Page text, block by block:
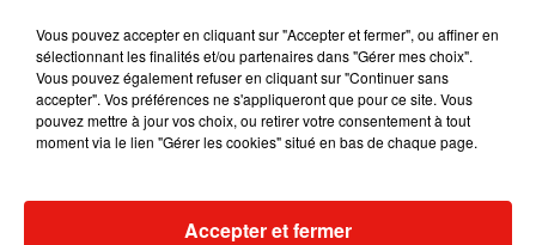
Madonna sort enfin le remix de « Love
Vous pouvez accepter en cliquant sur "Accepter et fermer", ou affiner en
sélectionnant les finalités et/ou partenaires dans "Gérer mes choix".
Vous pouvez également refuser en cliquant sur "Continuer sans
accepter". Vos préférences ne s'appliqueront que pour ce site. Vous
pouvez mettre à jour vos choix, ou retirer votre consentement à tout
moment via le lien "Gérer les cookies" situé en bas de chaque page.
Accepter et fermer